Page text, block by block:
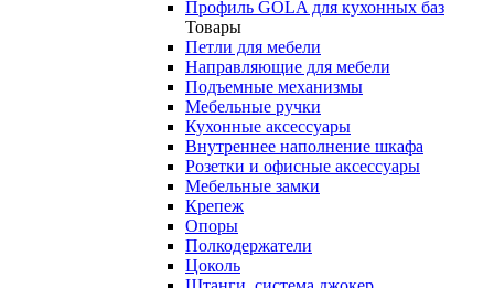
Профиль GOLA для кухонных баз
Товары
Петли для мебели
Направляющие для мебели
Подъемные механизмы
Мебельные ручки
Кухонные аксессуары
Внутреннее наполнение шкафа
Розетки и офисные аксессуары
Мебельные замки
Крепеж
Опоры
Полкодержатели
Цоколь